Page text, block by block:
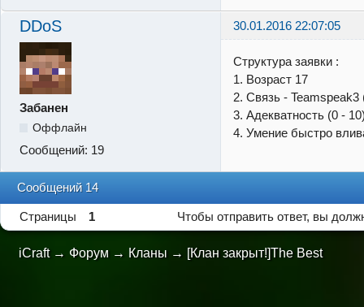
DDoS 30.01.2016 22:07:05
Забанен
Оффлайн
Сообщений: 19
Структура заявки :
1. Возраст 17
2. Связь -
3. Адекватность (0 -
4. Умение быстро
Сообщений 14
Страницы 1 Чтобы отправить ответ, вы
iCraft → Форум → Кланы → [Клан закрыт!]The Best